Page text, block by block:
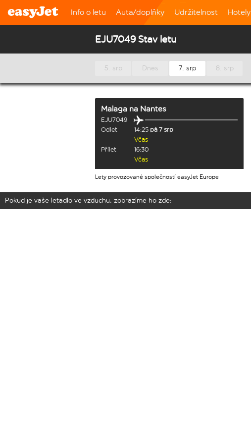
Info o letu Auta/doplňky Udržitelnost Hotely
EJU7049 Stav letu
5. srp Dnes 7. srp 8. srp
Malaga na Nantes
EJU7049
Odlet
14:25 pá 7 srp
Včas
Přílet
16:30
Včas
Lety provozované společností easyJet Europe
Pokud je vaše letadlo ve vzduchu, zobrazíme ho zde: